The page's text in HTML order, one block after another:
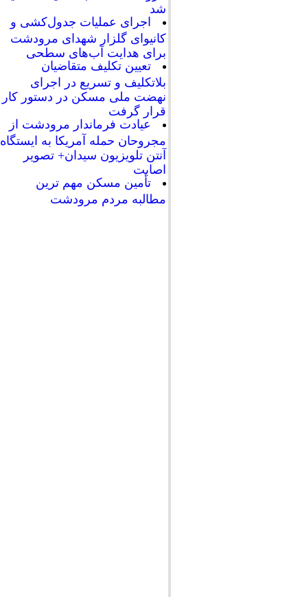
شد
اجرای عملیات جدول‌کشی و
کانیوای گلزار شهدای مرودشت
برای هدایت آب‌های سطحی
تعیین تکلیف متقاضیان
بلاتکلیف و تسریع در اجرای
نهضت ملی مسکن در دستور کار
قرار گرفت
عیادت فرماندار مرودشت از
مجروحان حمله آمریکا به ایستگاه
آنتن تلویزیون سیدان+ تصویر
اصابت
تأمین مسکن مهم ترین
مطالبه مردم مرودشت